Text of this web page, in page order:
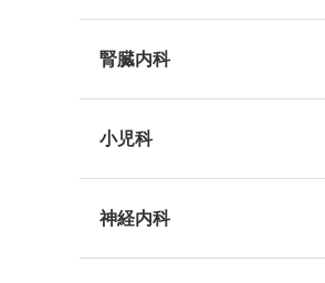
腎臓内科
小児科
神経内科